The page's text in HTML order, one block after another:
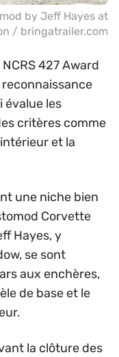
by Jeff Hayes at
/ bringatrailer.com
427 Award
évalue les
critères comme
et la
une niche bien
Corvette
Hayes, y
se sont
aux enchères,
de base et le
la clôture des